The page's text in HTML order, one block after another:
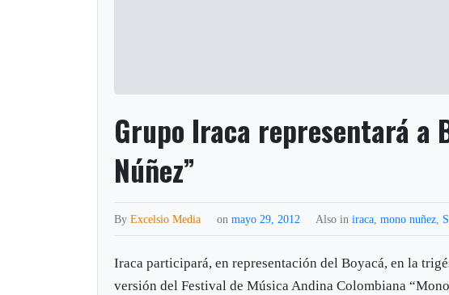
Grupo Iraca representará a
Núñez”
ByExcelsio Media onmayo 29, 2012 Also iniraca ,mono nuñez
Iraca participará, en representación del Boyacá, en la
versión del Festival de Música Andina Colombiana